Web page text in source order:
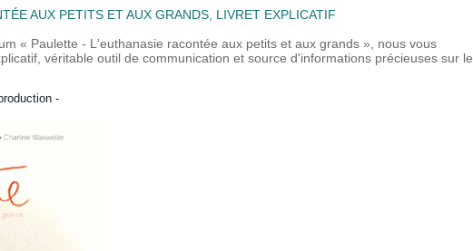
AUX PETITS ET AUX GRANDS, LIVRET EXPLICATIF
« Paulette - L'euthanasie racontée aux petits et aux grands », nous vous
véritable outil de communication et source d'informations précieuses sur le
-